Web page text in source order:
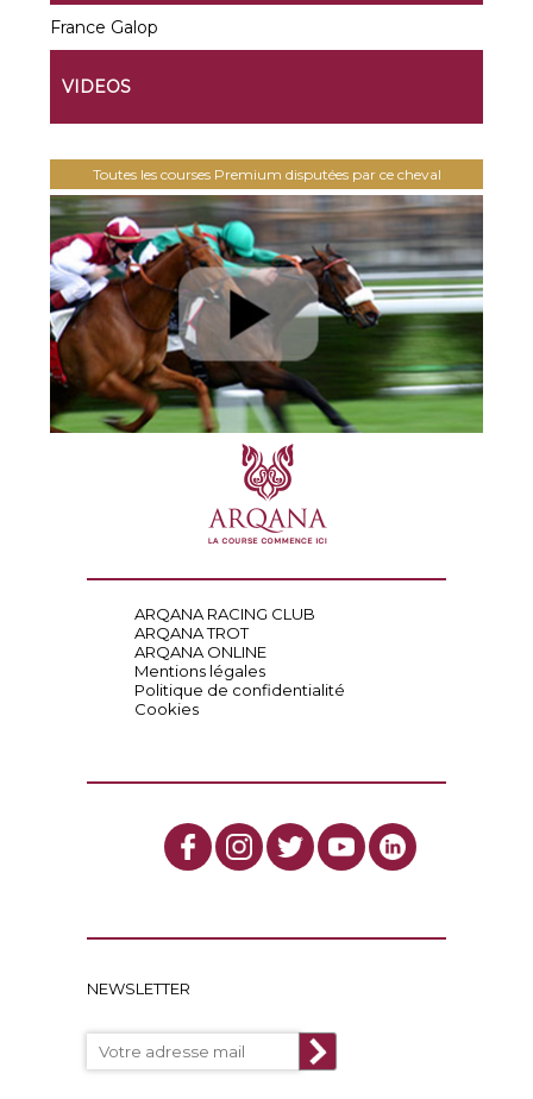
France Galop
VIDEOS
Toutes les courses Premium disputées par ce cheval
ARQANA RACING CLUB
ARQANA TROT
ARQANA ONLINE
Mentions légales
Politique de confidentialité
Cookies
NEWSLETTER